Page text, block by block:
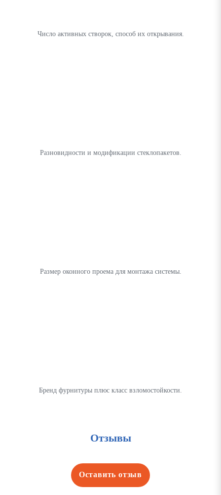
Число активных створок, способ их открывания.
Разновидности и модификации стеклопакетов.
Размер оконного проема для монтажа системы.
Бренд фурнитуры плюс класс взломостойкости.
Отзывы
Оставить отзыв